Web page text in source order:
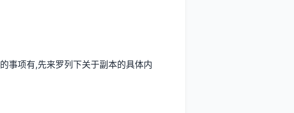
事项有,先来罗列下关于副本的具体内